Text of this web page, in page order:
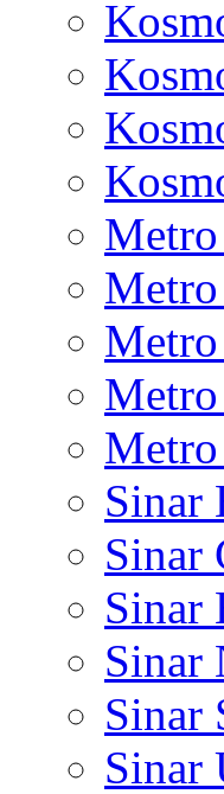
Metro
Sinar
Sinar
Sinar
Sinar
Sinar
Sinar